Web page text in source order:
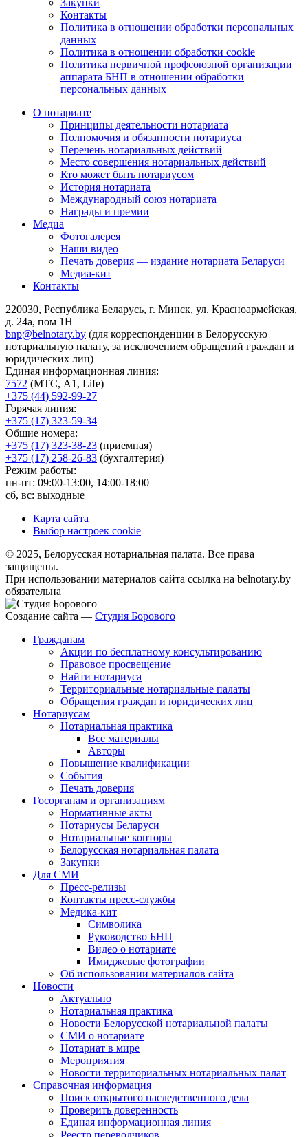
Закупки
Контакты
Политика в отношении обработки персональных
данных
Политика в отношении обработки cookie
Политика первичной профсоюзной организации
аппарата БНП в отношении обработки
персональных данных
О нотариате
Принципы деятельности нотариата
Полномочия и обязанности нотариуса
Перечень нотариальных действий
Место совершения нотариальных действий
Кто может быть нотариусом
История нотариата
Международный союз нотариата
Награды и премии
Медиа
Фотогалерея
Наши видео
Печать доверия — издание нотариата Беларуси
Медиа-кит
Контакты
220030, Республика Беларусь, г. Минск, ул. Красноармейская,
д. 24а, пом 1Н
bnp@belnotary.by (для корреспонденции в Белорусскую
нотариальную палату, за исключением обращений граждан и
юридических лиц)
Единая информационная линия:
7572 (МТС, A1, Life)
+375 (44) 592-99-27
Горячая линия:
+375 (17) 323-59-34
Общие номера:
+375 (17) 323-38-23 (приемная)
+375 (17) 258-26-83 (бухгалтерия)
Режим работы:
пн-пт: 09:00-13:00, 14:00-18:00
сб, вс: выходные
Карта сайта
Выбор настроек cookie
© 2025, Белорусская нотариальная палата. Все права
защищены.
При использовании материалов сайта ссылка на belnotary.by
обязательна
Создание сайта — Студия Борового
Гражданам
Акции по бесплатному консультированию
Правовое просвещение
Найти нотариуса
Территориальные нотариальные палаты
Обращения граждан и юридических лиц
Нотариусам
Нотариальная практика
Все материалы
Авторы
Повышение квалификации
События
Печать доверия
Госорганам и организациям
Нормативные акты
Нотариусы Беларуси
Нотариальные конторы
Белорусская нотариальная палата
Закупки
Для СМИ
Пресс-релизы
Контакты пресс-службы
Медика-кит
Символика
Руководство БНП
Видео о нотариате
Имиджевые фотографии
Об использовании материалов сайта
Новости
Актуально
Нотариальная практика
Новости Белорусской нотариальной палаты
СМИ о нотариате
Нотариат в мире
Мероприятия
Новости территориальных нотариальных палат
Справочная информация
Поиск открытого наследственного дела
Проверить доверенность
Единая информационная линия